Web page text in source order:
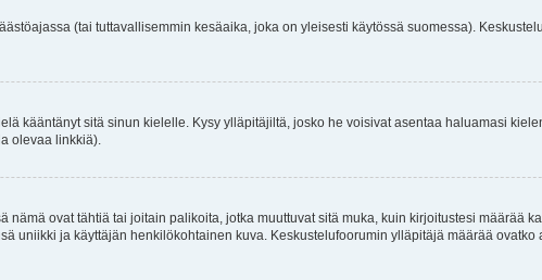
(tai tuttavallisemmin kesäaika, joka on yleisesti käytössä suomessa).
kääntänyt sitä sinun kielelle. Kysy ylläpitäjiltä, josko he voisivat asentaa haluamasi
olevaa linkkiä).
ovat tähtiä tai joitain palikoita, jotka muuttuvat sitä muka, kuin kirjoitustesi määrää
uniikki ja käyttäjän henkilökohtainen kuva. Keskustelufoorumin ylläpitäjä määrää